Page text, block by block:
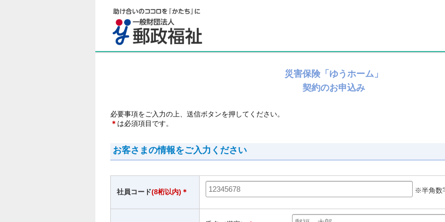
災害保険「ゆうホーム」
契約のお申込み
必要事項をご入力の上、送信ボタンを押してください。
＊ は必須項目です。
お客さまの情報をご入力ください
社員コード(8桁以内)＊ ※半角数